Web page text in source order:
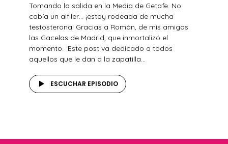
Tomando la salida en la Media de Getafe. No
cabía un alfiler… ¡estoy rodeada de mucha
testosterona! Gracias a Román, de mis amigos
las Gacelas de Madrid, que inmortalizó el
momento. Este post va dedicado a todos
aquellos que le dan a la zapatilla...
ESCUCHAR EPISODIO